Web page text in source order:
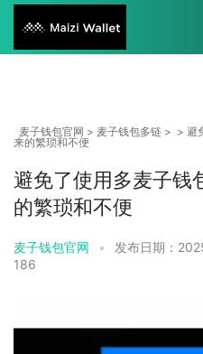
麦子钱包官网 > 麦子钱包多链 > > 避
来的繁琐和不便
避免了使用多麦子钱
的繁琐和不便
麦子钱包官网 • 发布日期：
186